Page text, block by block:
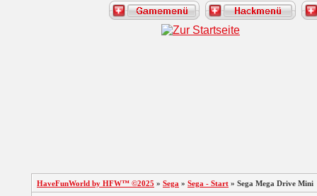
HaveFunWorld by HFW™ ©2025 » Sega » Sega - Start » Sega Mega Drive Mini